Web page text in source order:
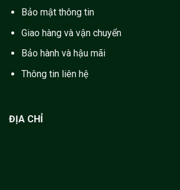
Bảo mật thông tin
Giao hàng và vận chuyển
Bảo hành và hậu mãi
Thông tin liên hệ
ĐỊA CHỈ